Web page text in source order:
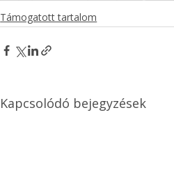
Támogatott tartalom
Kapcsolódó bejegyzések